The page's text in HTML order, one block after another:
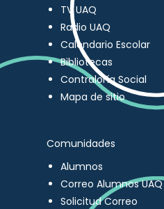
TV UAQ
Radio UAQ
Calendario Escolar
Bibliotecas
Contraloría Social
Mapa de sitio
Comunidades
Alumnos
Correo Alumnos UAQ
Solicitud Correo